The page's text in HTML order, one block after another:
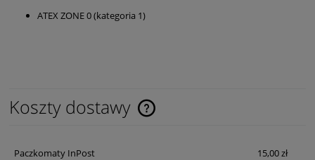
ATEX ZONE 0 (kategoria 1)
Koszty dostawy
Cena nie zawiera ewentualnych kosztów płatności
Paczkomaty InPost 15,00 zł